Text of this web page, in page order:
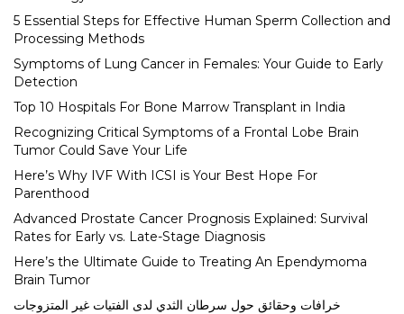
5 Essential Steps for Effective Human Sperm Collection and
Processing Methods
Symptoms of Lung Cancer in Females: Your Guide to Early
Detection
Top 10 Hospitals For Bone Marrow Transplant in India
Recognizing Critical Symptoms of a Frontal Lobe Brain
Tumor Could Save Your Life
Here’s Why IVF With ICSI is Your Best Hope For
Parenthood
Advanced Prostate Cancer Prognosis Explained: Survival
Rates for Early vs. Late-Stage Diagnosis
Here’s the Ultimate Guide to Treating An Ependymoma
Brain Tumor
خرافات وحقائق حول سرطان الثدي لدى الفتيات غير المتزوجات